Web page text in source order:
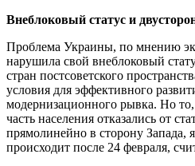
Внеблоковый статус и
Проблема Украины, по мнению
нарушила свой внеблоковый
стран постсоветского
условия для эффективного
модернизационного рывка. Но то,
часть населения отказались от
прямолинейно в сторону Запада,
происходит после 24 февраля,